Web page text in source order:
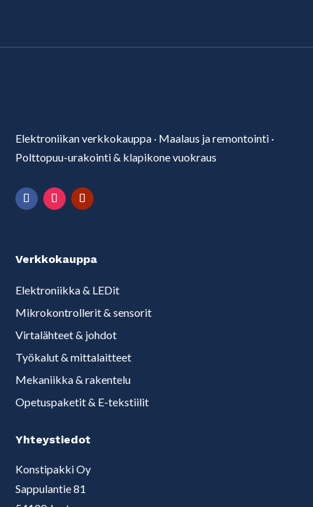
Elektroniikan verkkokauppa · Maalaus ja remontointi ·
Polttopuu-urakointi & klapikone vuokraus
Verkkokauppa
Elektroniikka & LEDit
Mikrokontrollerit & sensorit
Virtalähteet & johdot
Työkalut & mittalaitteet
Mekaniikka & rakentelu
Opetuspaketit & E-tekstiilit
Yhteystiedot
Konstipakki Oy
Sappulantie 81